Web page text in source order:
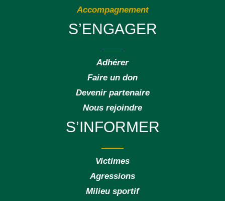
Accompagnement
S’ENGAGER
Adhérer
Faire un don
Devenir partenaire
Nous rejoindre
S’INFORMER
Victimes
Agressions
Milieu sportif